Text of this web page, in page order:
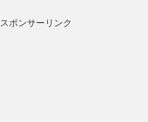
スポンサーリンク